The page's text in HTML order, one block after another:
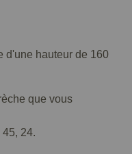
d'une hauteur de 160
que vous
24.